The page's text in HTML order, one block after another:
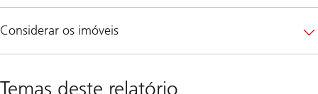
Considerar os imóveis
Temas deste relatório